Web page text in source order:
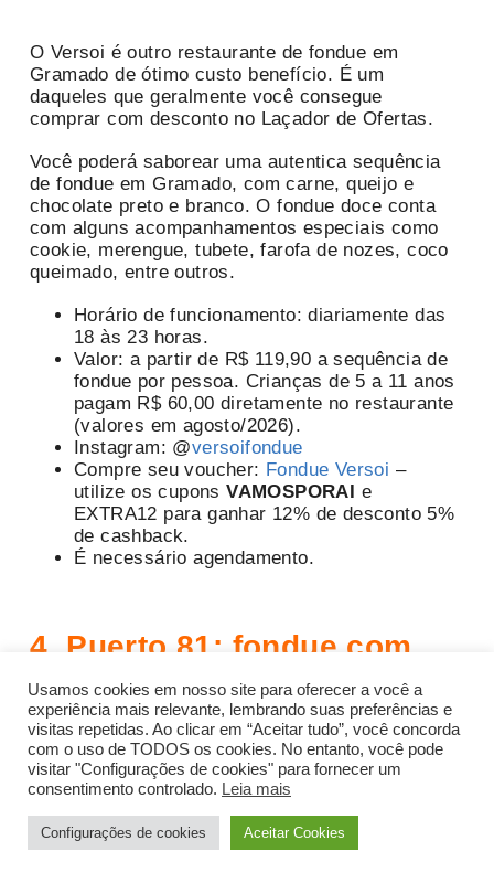
O Versoi é outro restaurante de fondue em
Gramado de ótimo custo benefício. É um
daqueles que geralmente você consegue
comprar com desconto no Laçador de Ofertas.
Você poderá saborear uma autentica sequência
de fondue em Gramado, com carne, queijo e
chocolate preto e branco. O fondue doce conta
com alguns acompanhamentos especiais como
cookie, merengue, tubete, farofa de nozes, coco
queimado, entre outros.
Horário de funcionamento: diariamente das
18 às 23 horas.
Valor: a partir de R$ 119,90 a sequência de
fondue por pessoa. Crianças de 5 a 11 anos
pagam R$ 60,00 diretamente no restaurante
(valores em agosto/2026).
Instagram: @versoifondue
Compre seu voucher: Fondue Versoi –
utilize os cuponsVAMOSPORAI e
EXTRA12 para ganhar 12% de desconto 5%
de cashback.
É necessário agendamento.
4. Puerto 81: fondue com
churrasco em Gramado
Se você procura um fondue em Gramado com
que acompanha também rodízio de churrasco, o
Puerto 81 é a opção perfeita. Você poderá
saborear uma sequência de fondues de carne,
queijo, chocolate e doce de leite.
Usamos cookies em nosso site para oferecer a você a
experiência mais relevante, lembrando suas preferências e
visitas repetidas. Ao clicar em “Aceitar tudo”, você concorda
com o uso de TODOS os cookies. No entanto, você pode
visitar "Configurações de cookies" para fornecer um
consentimento controlado. Leia mais
Configurações de cookies Aceitar Cookies